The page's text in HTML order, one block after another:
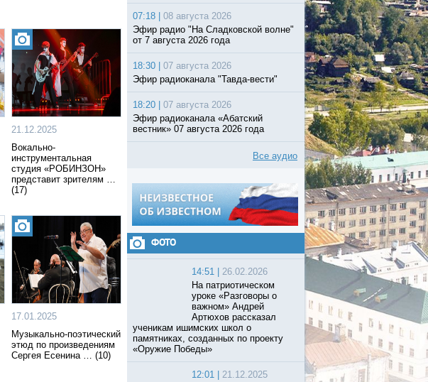
21.12.2025
Вокально-
инструментальная
студия «РОБИНЗОН»
представит зрителям …
(17)
17.01.2025
Музыкально-поэтический
этюд по произведениям
Сергея Есенина … (10)
07:18 |
08 августа 2026
Эфир радио "На Сладковской волне"
от 7 августа 2026 года
18:30 |
07 августа 2026
Эфир радиоканала "Тавда-вести"
18:20 |
07 августа 2026
Эфир радиоканала «Абатский
вестник» 07 августа 2026 года
Все аудио
ФОТО
14:51 |
26.02.2026
На патриотическом
уроке «Разговоры о
важном» Андрей
Артюхов рассказал
ученикам ишимских школ о
памятниках, созданных по проекту
«Оружие Победы»
12:01 |
21.12.2025